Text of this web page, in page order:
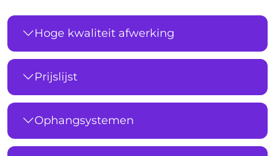
Hoge kwaliteit afwerking
Prijslijst
Ophangsystemen